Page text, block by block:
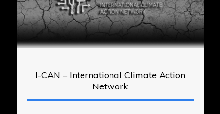
I-CAN – International Climate Action
Network